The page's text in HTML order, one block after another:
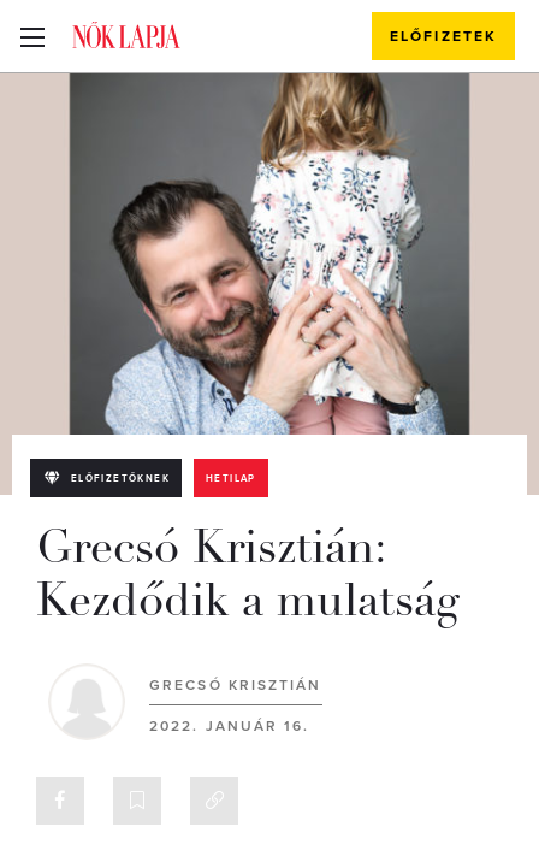
ELŐFIZETEK
ELŐFIZETŐKNEK HETILAP
Grecsó Krisztián:
Kezdődik a mulatság
GRECSÓ KRISZTIÁN
2022. JANUÁR 16.